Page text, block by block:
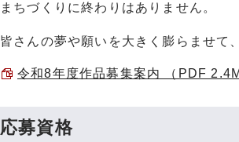
まちづくりに終わりはありません。
皆さんの夢や願いを大きく膨らませて
令和8年度作品募集案内 （PDF
応募資格